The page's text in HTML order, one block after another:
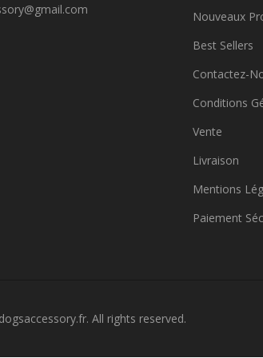
Nouveaux
Best Sellers
Contactez-
Conditions
Vente
Livraison
Mentions
Paiement
All rights reserved.